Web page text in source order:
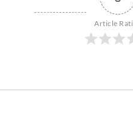
Article